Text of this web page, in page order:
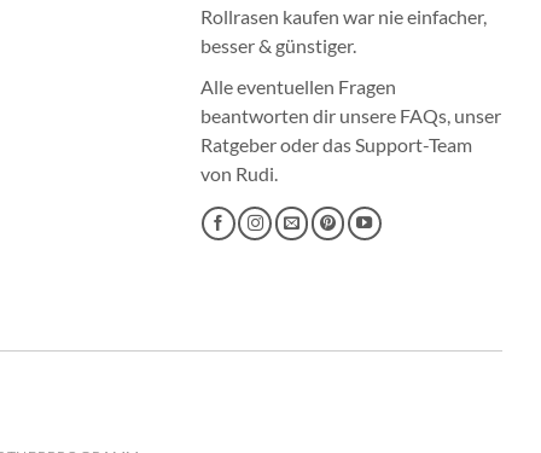
Rollrasen kaufen war nie einfacher,
besser & günstiger.
Alle eventuellen Fragen
beantworten dir unsere FAQs, unser
Ratgeberoder dasSupport-Team
von Rudi.